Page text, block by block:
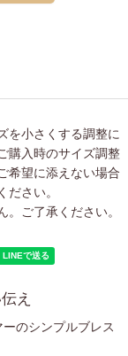
を小さくする調整に
購入時のサイズ調整
希望に添えない場合
さい。
ご了承ください。
え
のシンプルブレス